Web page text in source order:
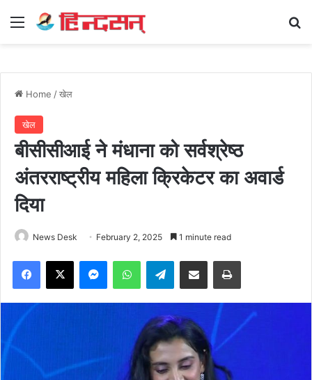
Menu
Home /खेल
खेल
बीसीसीआई ने मंधाना को सर्वश्रेष्ठ
अंतरराष्ट्रीय महिला क्रिकेटर का अवार्ड
दिया
News Desk February 2, 2025 1 minute read
Facebook
X MessengerWhatsAppTelegramShare via Email Print